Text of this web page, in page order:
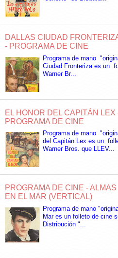
DALLAS CIUDAD
- PROGRAMA DE CINE
Programa de mano
Ciudad Fronteriza es un
Warner Br...
EL HONOR DEL CAPITÁN LEX
PROGRAMA DE CINE
Programa de mano
del Capitán Lex es un
Warner Bros. que LLEV...
PROGRAMA DE CINE - ALMAS
EN EL MAR (VERTICAL)
Programa de mano
Mar es un folleto de cine
Distribución "...